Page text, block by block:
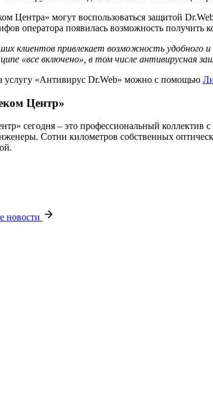
Центра» могут воспользоваться защитой
оператора появилась возможность
клиентов привлекает возможность удобного
«все включено», в том числе антивирусная
услугу «Антивирус Dr.Web» можно с помощью
Центр»
сегодня – это профессиональный
Сотни километров собственных
новости